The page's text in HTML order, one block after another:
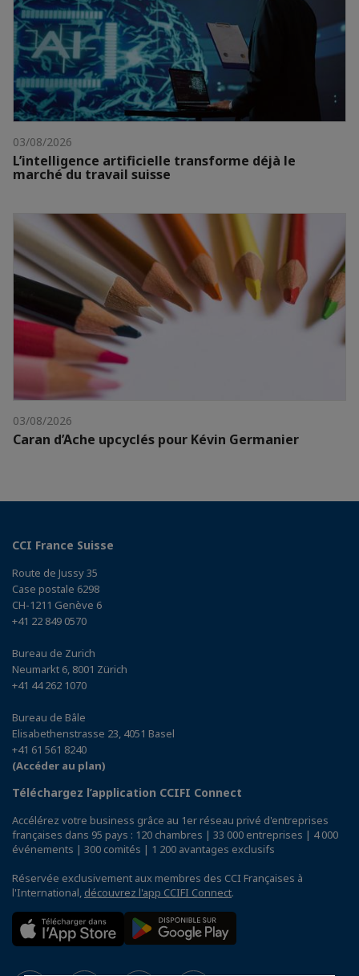
03/08/2026
L’intelligence artificielle transforme déjà le
marché du travail suisse
03/08/2026
Caran d’Ache upcyclés pour Kévin Germanier
CCI France Suisse
Route de Jussy 35
Case postale 6298
CH-1211 Genève 6
+41 22 849 0570
Bureau de Zurich
Neumarkt 6, 8001 Zürich
+41 44 262 1070
Bureau de Bâle
Elisabethenstrasse 23, 4051 Basel
+41 61 561 8240
(Accéder au plan)
Téléchargez l’application CCIFI Connect
Accélérez votre business grâce au 1er réseau privé d'entreprises
françaises dans 95 pays : 120 chambres | 33 000 entreprises | 4 000
événements | 300 comités | 1 200 avantages exclusifs
Réservée exclusivement aux membres des CCI Françaises à
l'International, découvrez l'app CCIFI Connect.